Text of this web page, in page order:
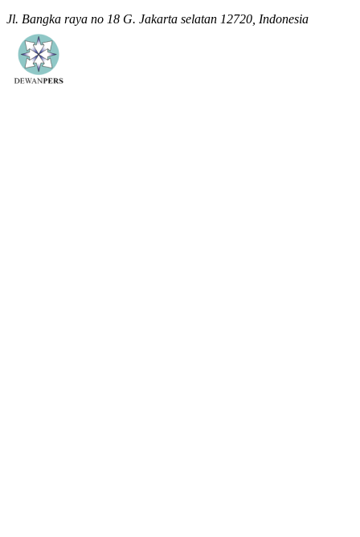
Jl. Bangka raya no 18 G. Jakarta selatan 12720, Indonesia